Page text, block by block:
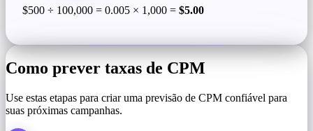
$500 ÷ 100,000 = 0.005 × 1,000 = $5.00
Como prever taxas de CPM
Use estas etapas para criar uma previsão de CPM confiável para
suas próximas campanhas.